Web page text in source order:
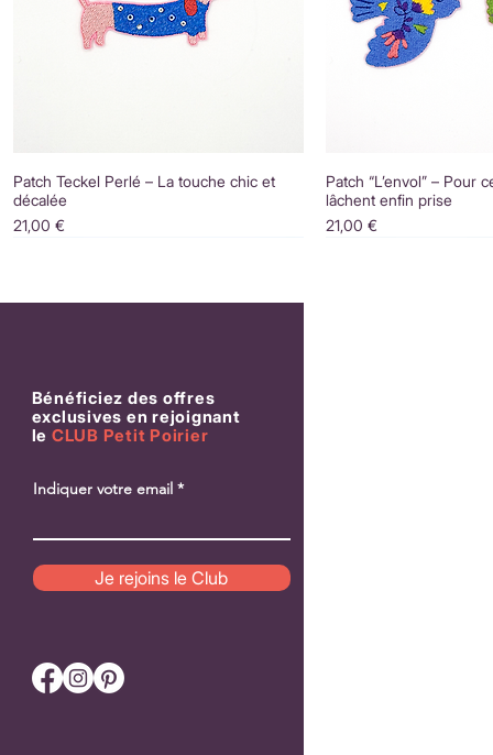
Patch Teckel Perlé – La touche chic et
décalée
Prix
21,00 €
Patch “L’envol” – Pour
lâchent enfin prise
Prix
21,00 €
cultiver la joie simple
Bénéficiez des offres
exclusives en rejoignant
le CLUB Petit Poirier
Indiquer votre email
Je rejoins le Club